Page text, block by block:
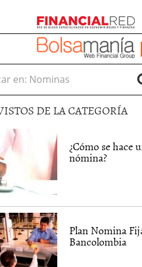
en:
DE LA CATEGORÍA
¿Cómo se hace
nómina?
Plan Nomina
Bancolombia